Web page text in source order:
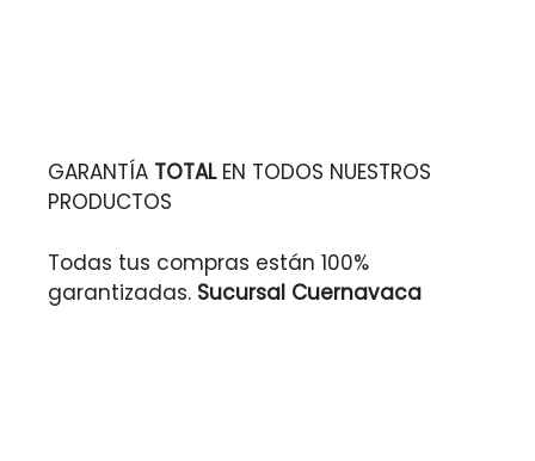
GARANTÍA TOTALEN TODOS NUESTROS
PRODUCTOS
Todas tus compras están 100%
garantizadas. Sucursal Cuernavaca